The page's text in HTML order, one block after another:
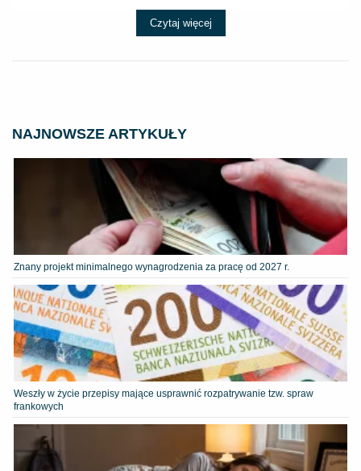
Czytaj więcej
NAJNOWSZE ARTYKUŁY
Znany projekt minimalnego wynagrodzenia za pracę od 2027 r.
Weszły w życie przepisy mające usprawnić rozpatrywanie tzw. spraw
frankowych